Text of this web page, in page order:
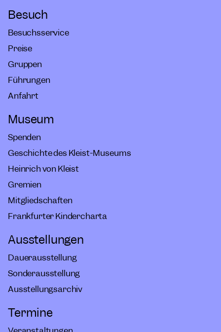
Besuch
Besuchsservice
Preise
Gruppen
Führungen
Anfahrt
Museum
Spenden
Geschichte des Kleist-Museums
Heinrich von Kleist
Gremien
Mitgliedschaften
Frankfurter Kindercharta
Ausstellungen
Dauerausstellung
Sonderausstellung
Ausstellungsarchiv
Termine